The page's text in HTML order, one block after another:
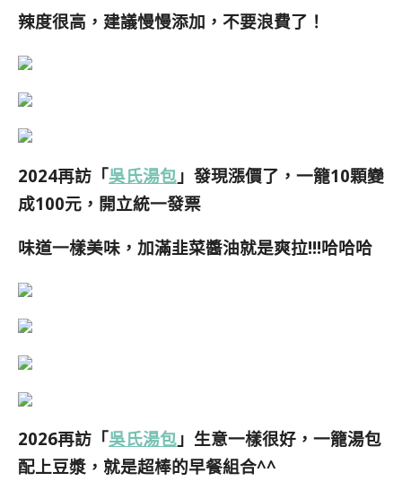
辣度很高，建議慢慢添加，不要浪費了！
2024再訪「吳氏湯包 」發現漲價了，一籠10顆變
成100元，開立統一發票
味道一樣美味，加滿韭菜醬油就是爽拉!!!哈哈哈
2026再訪「吳氏湯包 」生意一樣很好，一籠湯包
配上豆漿，就是超棒的早餐組合^^